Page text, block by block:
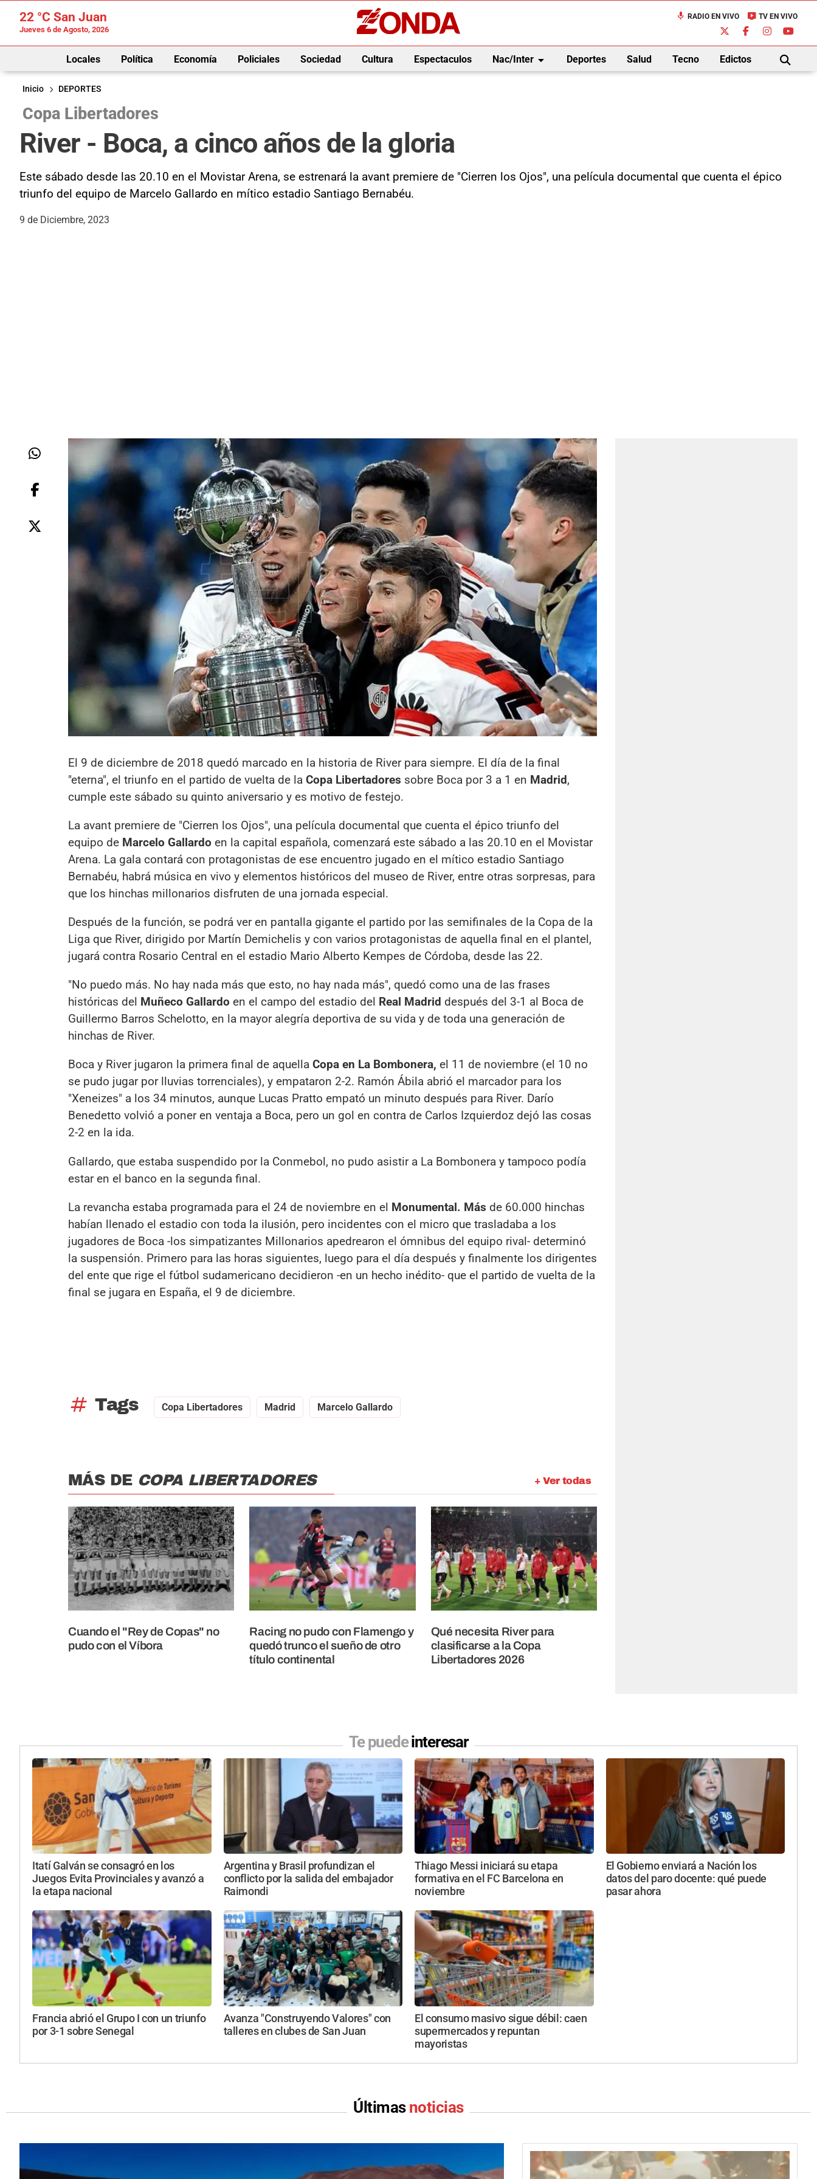
22 °C San Juan
Jueves 6 de Agosto, 2026
mic RADIO EN VIVO live_tv TV EN VIVO
Locales Política Economía Policiales Sociedad Cultura Espectaculos Nac/Interarrow_drop_down Deportes Salud Tecno Edictos
BUSCAR
Inicio
DEPORTES
Copa Libertadores
River - Boca, a cinco años de la gloria
Este sábado desde las 20.10 en el Movistar Arena, se estrenará la avant premiere de "Cierren los Ojos", una película documental que cuenta el épico
triunfo del equipo de Marcelo Gallardo en mítico estadio Santiago Bernabéu.
9 de Diciembre, 2023
El 9 de diciembre de 2018 quedó marcado en la historia de River para siempre. El día de la final
"eterna", el triunfo en el partido de vuelta de la Copa Libertadores sobre Boca por 3 a 1 en Madrid,
cumple este sábado su quinto aniversario y es motivo de festejo.
La avant premiere de "Cierren los Ojos", una película documental que cuenta el épico triunfo del
equipo de Marcelo Gallardo en la capital española, comenzará este sábado a las 20.10 en el Movistar
Arena. La gala contará con protagonistas de ese encuentro jugado en el mítico estadio Santiago
Bernabéu, habrá música en vivo y elementos históricos del museo de River, entre otras sorpresas, para
que los hinchas millonarios disfruten de una jornada especial.
Después de la función, se podrá ver en pantalla gigante el partido por las semifinales de la Copa de la
Liga que River, dirigido por Martín Demichelis y con varios protagonistas de aquella final en el plantel,
jugará contra Rosario Central en el estadio Mario Alberto Kempes de Córdoba, desde las 22.
"No puedo más. No hay nada más que esto, no hay nada más", quedó como una de las frases
históricas del Muñeco Gallardo en el campo del estadio del Real Madrid después del 3-1 al Boca de
Guillermo Barros Schelotto, en la mayor alegría deportiva de su vida y de toda una generación de
hinchas de River.
Boca y River jugaron la primera final de aquella Copa en La Bombonera, el 11 de noviembre (el 10 no
se pudo jugar por lluvias torrenciales), y empataron 2-2. Ramón Ábila abrió el marcador para los
"Xeneizes" a los 34 minutos, aunque Lucas Pratto empató un minuto después para River. Darío
Benedetto volvió a poner en ventaja a Boca, pero un gol en contra de Carlos Izquierdoz dejó las cosas
2-2 en la ida.
Gallardo, que estaba suspendido por la Conmebol, no pudo asistir a La Bombonera y tampoco podía
estar en el banco en la segunda final.
La revancha estaba programada para el 24 de noviembre en el Monumental. Más de 60.000 hinchas
habían llenado el estadio con toda la ilusión, pero incidentes con el micro que trasladaba a los
jugadores de Boca -los simpatizantes Millonarios apedrearon el ómnibus del equipo rival- determinó
la suspensión. Primero para las horas siguientes, luego para el día después y finalmente los dirigentes
del ente que rige el fútbol sudamericano decidieron -en un hecho inédito- que el partido de vuelta de la
final se jugara en España, el 9 de diciembre.
tag Tags Copa Libertadores Madrid Marcelo Gallardo
+ Ver todas
MÁS DE COPA LIBERTADORES
Cuando el "Rey de Copas" no
pudo con el Víbora
Racing no pudo con Flamengo y
quedó trunco el sueño de otro
título continental
Qué necesita River para
clasificarse a la Copa
Libertadores 2026
Te puedeinteresar
Itatí Galván se consagró en los
Juegos Evita Provinciales y avanzó a
la etapa nacional
Argentina y Brasil profundizan el
conflicto por la salida del embajador
Raimondi
Thiago Messi iniciará su etapa
formativa en el FC Barcelona en
noviembre
El Gobierno enviará a Nación los
datos del paro docente: qué puede
pasar ahora
Francia abrió el Grupo I con un triunfo
por 3-1 sobre Senegal
Avanza "Construyendo Valores" con
talleres en clubes de San Juan
El consumo masivo sigue débil: caen
supermercados y repuntan
mayoristas
Últimas noticias